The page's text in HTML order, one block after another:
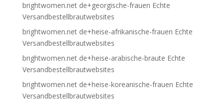
brightwomen.net de+georgische-frauen Echte
Versandbestellbrautwebsites
brightwomen.net de+heise-afrikanische-frauen Echte
Versandbestellbrautwebsites
brightwomen.net de+heise-arabische-braute Echte
Versandbestellbrautwebsites
brightwomen.net de+heise-koreanische-frauen Echte
Versandbestellbrautwebsites